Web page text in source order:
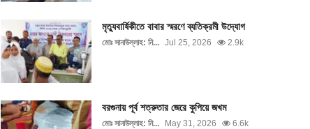
মৃত্যুবার্ষিকীতে বাবার স্মরণে ব্যতিক্রমী উদ্যোগ
মোঃ সানাউল্লাহ: নি... Jul 25, 2026 2.9k
বরগুনায় পূর্ব শত্রুতার জেরে কুপিয়ে জখম
মোঃ সানাউল্লাহ: নি... May 31, 2026 6.6k